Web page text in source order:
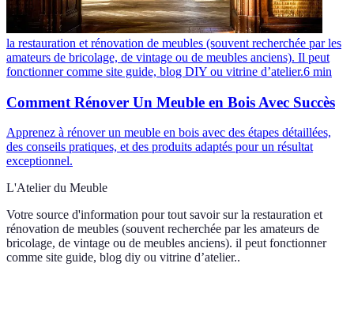
la restauration et rénovation de meubles (souvent recherchée par les
amateurs de bricolage, de vintage ou de meubles anciens). Il peut
fonctionner comme site guide, blog DIY ou vitrine d’atelier.6 min
Comment Rénover Un Meuble en Bois Avec Succès
Apprenez à rénover un meuble en bois avec des étapes détaillées,
des conseils pratiques, et des produits adaptés pour un résultat
exceptionnel.
L'Atelier du Meuble
Votre source d'information pour tout savoir sur la restauration et
rénovation de meubles (souvent recherchée par les amateurs de
bricolage, de vintage ou de meubles anciens). il peut fonctionner
comme site guide, blog diy ou vitrine d’atelier..